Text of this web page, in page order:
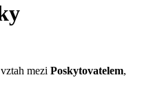
mezi Poskytovatelem,